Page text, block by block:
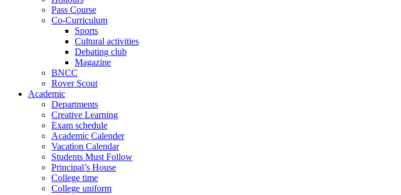
Pass Course
Co-Curriculum
Sports
Cultural activities
Debating club
Magazine
BNCC
Rover Scout
Academic
Departments
Creative Learning
Exam schedule
Academic Calender
Vacation Calendar
Students Must Follow
Principal’s House
College time
College uniform